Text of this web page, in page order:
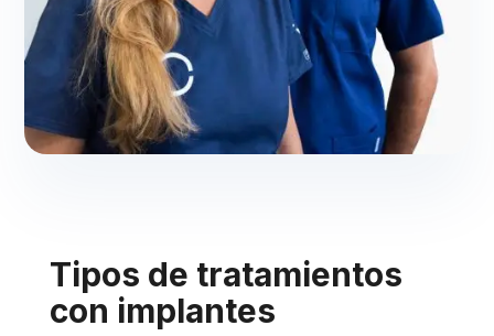
Tipos de tratamientos
con implantes